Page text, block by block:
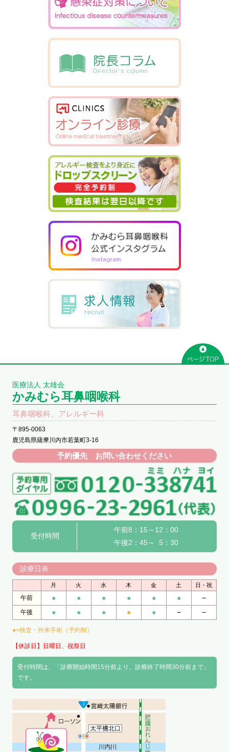
医療法人 太雄会
かみむら耳鼻咽喉科
耳鼻咽喉科、アレルギー科
〒895-0063
鹿児島県薩摩川内市若葉町3-16
予約優先 お問い合わせください
受付時間
午前8：15～12：00
午後2：45～ 5：30
診療日表
月 火 水 木 金 土 日・祝
午前 ● ● ● ● ● ● −
午後 ● ● ● ● ● − −
●=検査・外来手術（予約制）
【休診日】日曜日、祝祭日
受付時間は、「診療開始時間15分前より、診療終了時間30分前まで」
です。